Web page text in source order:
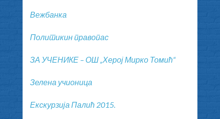
Вежбанка
Политикин правопас
ЗА УЧЕНИКЕ – ОШ „Херој Мирко Томић“
Зелена учионица
Екскурзија Палић 2015.